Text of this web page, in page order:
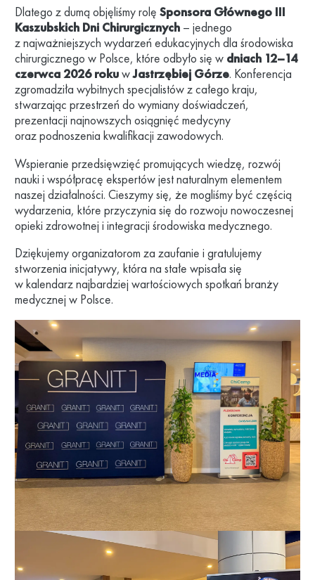
Dlatego z dumą objęliśmy rolęSponsora Głównego III
Kaszubskich Dni Chirurgicznych – jednego
z najważniejszych wydarzeń edukacyjnych dla środowiska
chirurgicznego w Polsce, które odbyło się w dniach 12–14
czerwca 2026 rokuwJastrzębiej Górze. Konferencja
zgromadziła wybitnych specjalistów z całego kraju,
stwarzając przestrzeń do wymiany doświadczeń,
prezentacji najnowszych osiągnięć medycyny
oraz podnoszenia kwalifikacji zawodowych.
Wspieranie przedsięwzięć promujących wiedzę, rozwój
nauki i współpracę ekspertów jest naturalnym elementem
naszej działalności. Cieszymy się, że mogliśmy być częścią
wydarzenia, które przyczynia się do rozwoju nowoczesnej
opieki zdrowotnej i integracji środowiska medycznego.
Dziękujemy organizatorom za zaufanie i gratulujemy
stworzenia inicjatywy, która na stałe wpisała się
w kalendarz najbardziej wartościowych spotkań branży
medycznej w Polsce.